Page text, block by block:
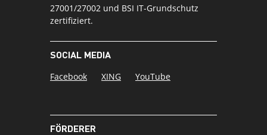
27001/27002 und BSI IT-Grundschutz
zertifiziert.
SOCIAL MEDIA
Facebook
XING YouTube
FÖRDERER